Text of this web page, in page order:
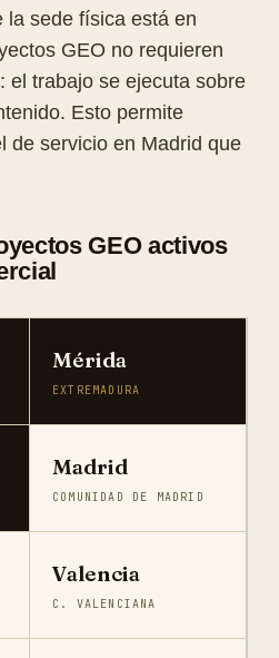
la sede física está en
GEO no requieren
el trabajo se ejecuta sobre
Esto permite
de servicio en Madrid que
GEO activos
Mérida
EXTREMADURA
Madrid
COMUNIDAD DE MADRID
Valencia
C. VALENCIANA